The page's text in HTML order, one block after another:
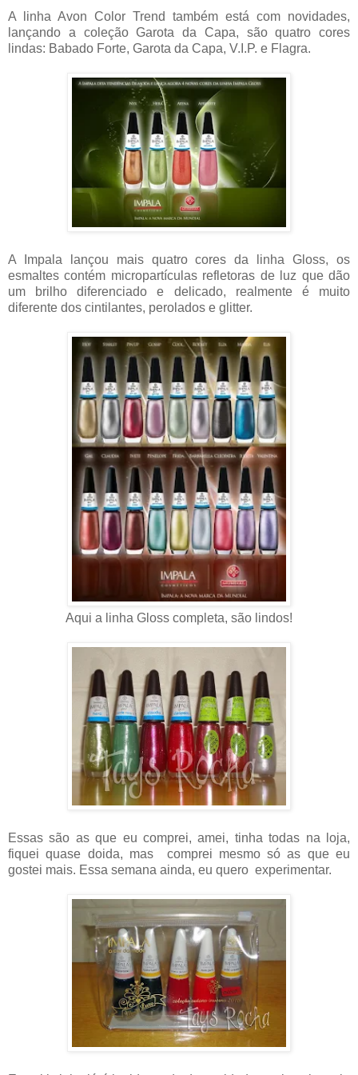
A linha Avon Color Trend também está com novidades,
lançando a coleção Garota da Capa, são quatro cores
lindas: Babado Forte, Garota da Capa, V.I.P. e Flagra.
A Impala lançou mais quatro cores da linha Gloss, os
esmaltes contém micropartículas refletoras de luz que dão
um brilho diferenciado e delicado, realmente é muito
diferente dos cintilantes, perolados e glitter.
Aqui a linha Gloss completa, são lindos!
Essas são as que eu comprei, amei, tinha todas na loja,
fiquei quase doida, mas comprei mesmo só as que eu
gostei mais. Essa semana ainda, eu quero experimentar.